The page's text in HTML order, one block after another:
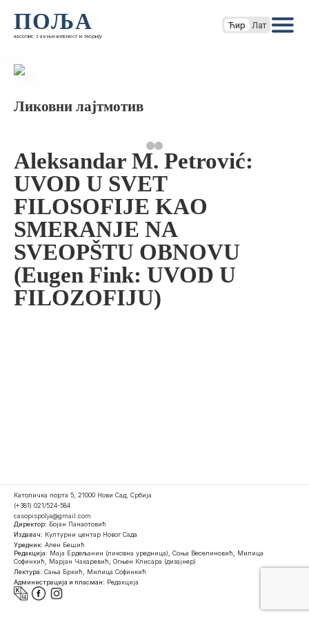
ПОЉА
часопис за књижевност и теорију
Ћир Лат
Ликовни лајтмотив
Aleksandar M. Petrović:
UVOD U SVET
FILOSOFIJE KAO
SMERANJE NA
SVEOPŠTU OBNOVU
(Eugen Fink: UVOD U
FILOZOFIJU)
Католичка порта 5, 21000 Нови Сад, Србија
(+381) 021/524-584
casopispolja@gmail.com
Директор: Бојан Панаотовић
Издавач: Културни центар Новог Сада
Уредник: Ален Бешић
Редакција: Маја Ердељанин (ликовна уредница), Соња Веселиновић, Милица
Софинкић, Марјан Чакаревић, Огњен Клисара (дизајнер)
Лектура: Сања Бркић, Милица Софинкић
Администрација и пласман: Редакција